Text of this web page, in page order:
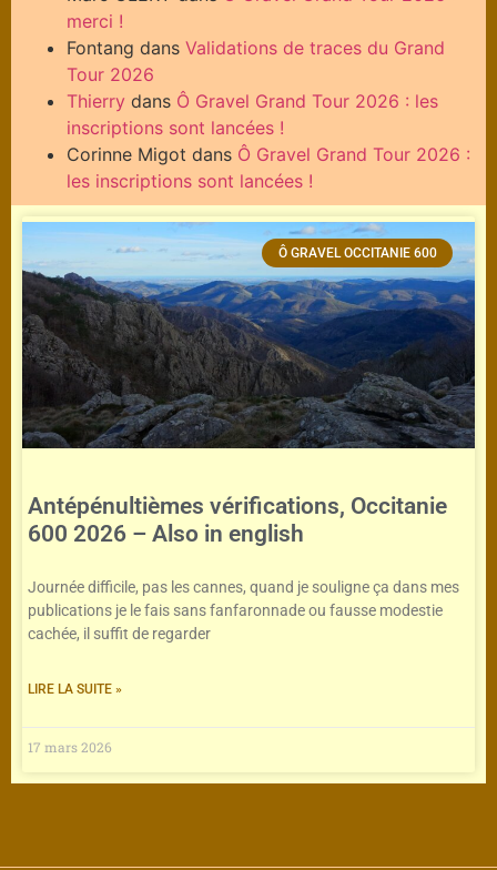
merci !
Fontang dans Validations de traces du Grand
Tour 2026
Thierry dans Ô Gravel Grand Tour 2026 : les
inscriptions sont lancées !
Corinne Migot dans Ô Gravel Grand Tour 2026 :
les inscriptions sont lancées !
Ô GRAVEL OCCITANIE 600
Antépénultièmes vérifications, Occitanie
600 2026 – Also in english
Journée difficile, pas les cannes, quand je souligne ça dans mes
publications je le fais sans fanfaronnade ou fausse modestie
cachée, il suffit de regarder
LIRE LA SUITE »
17 mars 2026